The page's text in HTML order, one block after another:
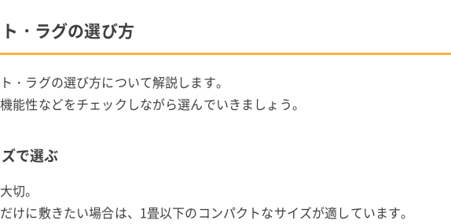
・ラグの選び方
・ラグの選び方について解説します。
能性などをチェックしながら選んでいきましょう。
で選ぶ
切。
けに敷きたい場合は、1畳以下のコンパクトなサイズが適しています。